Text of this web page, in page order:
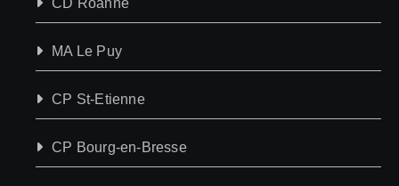
CD Roanne
MA Le Puy
CP St-Etienne
CP Bourg-en-Bresse